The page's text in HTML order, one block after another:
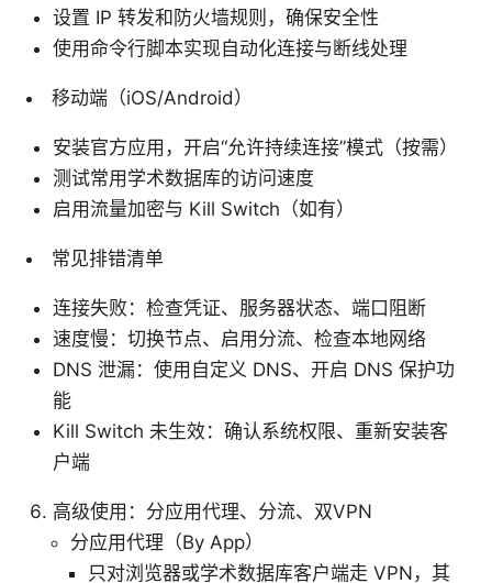
设置 IP 转发和防火墙规则，确保安全性
使用命令行脚本实现自动化连接与断线处理
移动端（iOS/Android）
安装官方应用，开启“允许持续连接”模式（按需）
测试常用学术数据库的访问速度
启用流量加密与 Kill Switch（如有）
常见排错清单
连接失败：检查凭证、服务器状态、端口阻断
速度慢：切换节点、启用分流、检查本地网络
DNS 泄漏：使用自定义 DNS、开启 DNS 保护功
能
Kill Switch 未生效：确认系统权限、重新安装客
户端
高级使用：分应用代理、分流、双VPN
分应用代理（By App）
只对浏览器或学术数据库客户端走 VPN，其